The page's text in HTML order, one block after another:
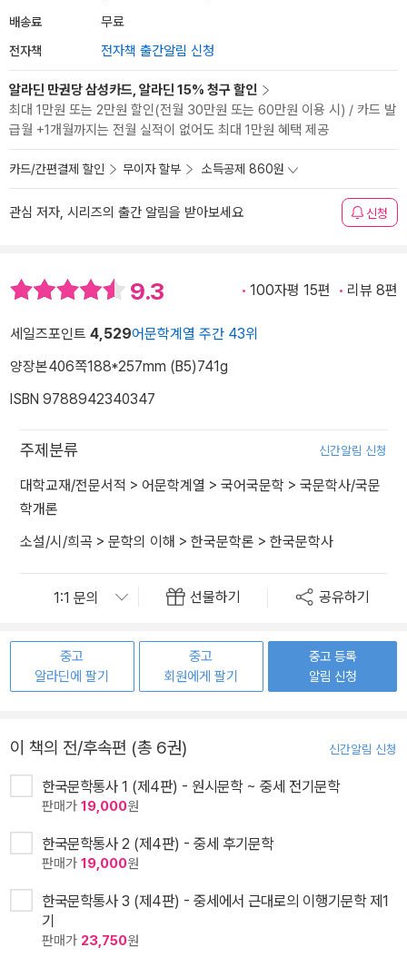
배송료 무료
전자책 전자책 출간알림 신청
알라딘 만권당 삼성카드, 알라딘 15% 청구 할인
최대 1만원 또는 2만원 할인(전월 30만원 또는 60만원 이용 시) / 카드 발
급월 +1개월까지는 전월 실적이 없어도 최대 1만원 혜택 제공
카드/간편결제 할인 무이자 할부 소득공제 860원
관심 저자, 시리즈의 출간 알림을 받아보세요 신청
9.3 100자평 15편 리뷰 8편
세일즈포인트 4,529어문학계열 주간 43위
양장본406쪽188*257mm (B5)741g
ISBN 9788942340347
주제분류 신간알림 신청
대학교재/전문서적 > 어문학계열 > 국어국문학 > 국문학사/국문
학개론
소설/시/희곡 > 문학의 이해 > 한국문학론 > 한국문학사
선물하기 공유하기
중고
알라딘에 팔기
중고
회원에게 팔기
중고 등록
알림 신청
이 책의 전/후속편 (총 6권) 신간알림 신청
한국문학통사 1 (제4판) - 원시문학 ~ 중세 전기문학
판매가 19,000원
한국문학통사 2 (제4판) - 중세 후기문학
판매가 19,000원
한국문학통사 3 (제4판) - 중세에서 근대로의 이행기문학 제1
기
판매가 23,750원